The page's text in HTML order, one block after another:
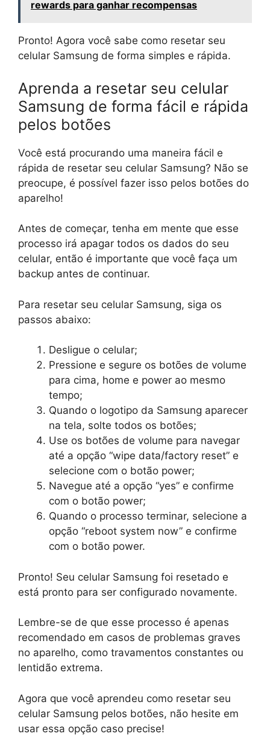
rewards para ganhar recompensas
Pronto! Agora você sabe como resetar seu
celular Samsung de forma simples e rápida.
Aprenda a resetar seu celular
Samsung de forma fácil e rápida
pelos botões
Você está procurando uma maneira fácil e
rápida de resetar seu celular Samsung? Não se
preocupe, é possível fazer isso pelos botões do
aparelho!
Antes de começar, tenha em mente que esse
processo irá apagar todos os dados do seu
celular, então é importante que você faça um
backup antes de continuar.
Para resetar seu celular Samsung, siga os
passos abaixo:
Desligue o celular;
Pressione e segure os botões de volume
para cima, home e power ao mesmo
tempo;
Quando o logotipo da Samsung aparecer
na tela, solte todos os botões;
Use os botões de volume para navegar
até a opção “wipe data/factory reset” e
selecione com o botão power;
Navegue até a opção “yes” e confirme
com o botão power;
Quando o processo terminar, selecione a
opção “reboot system now” e confirme
com o botão power.
Pronto! Seu celular Samsung foi resetado e
está pronto para ser configurado novamente.
Lembre-se de que esse processo é apenas
recomendado em casos de problemas graves
no aparelho, como travamentos constantes ou
lentidão extrema.
Agora que você aprendeu como resetar seu
celular Samsung pelos botões, não hesite em
usar essa opção caso precise!